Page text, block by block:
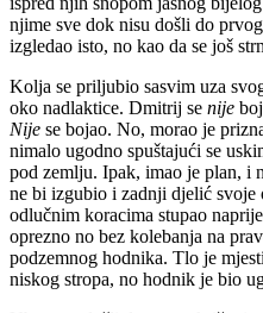
njime sve dok nisu došli do
izgledao isto, no kao da se još
Kolja se priljubio sasvim uza
oko nadlaktice. Dmitrij se nije
Nije se bojao. No, morao je
nimalo ugodno spuštajući se
pod zemlju. Ipak, imao je plan, i
ne bi izgubio i zadnji djelić svoje
odlučnim koracima stupao
oprezno no bez kolebanja na
podzemnog hodnika. Tlo je
niskog stropa, no hodnik je bio